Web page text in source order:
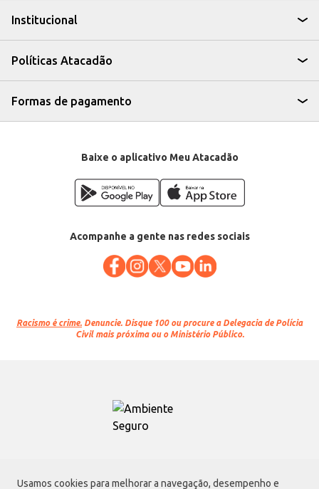
Usamos cookies para melhorar a navegação, desempenho e
Institucional
Políticas Atacadão
Formas de pagamento
Baixe o aplicativo Meu Atacadão
Acompanhe a gente nas redes sociais
Racismo é crime. Denuncie. Disque 100 ou procure a Delegacia de Polícia
Civil mais próxima ou o Ministério Público.
Atacadão S.A.